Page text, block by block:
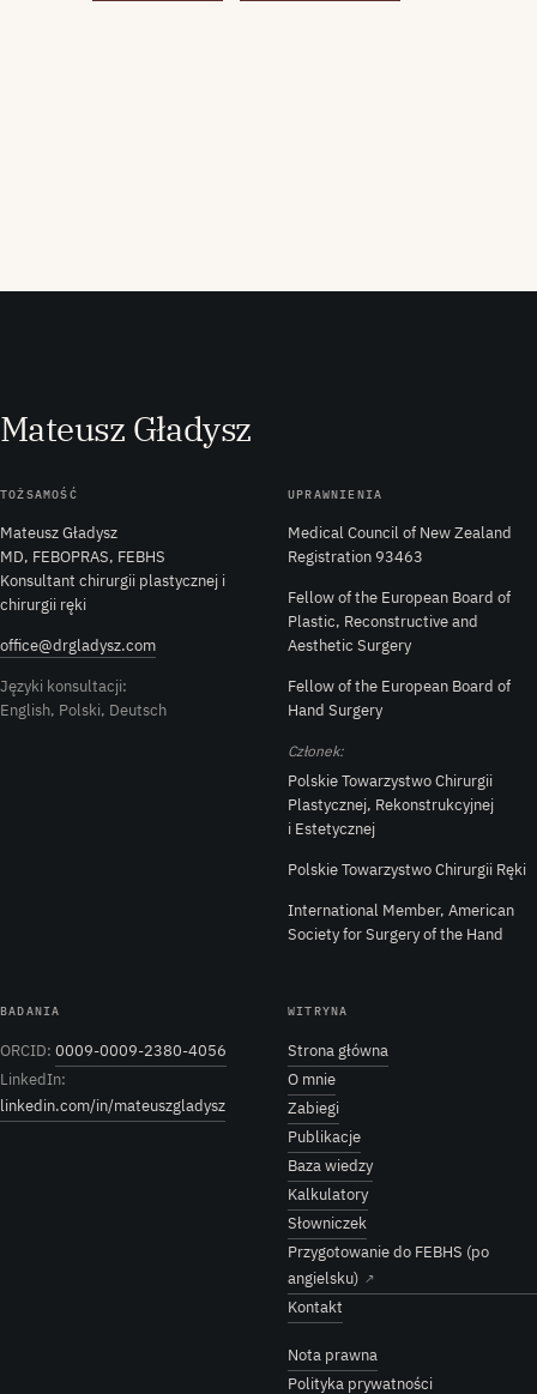
Mateusz Gładysz
TOŻSAMOŚĆ
Mateusz Gładysz
MD, FEBOPRAS, FEBHS
Konsultant chirurgii plastycznej i
chirurgii ręki
office@drgladysz.com
Języki konsultacji:
English, Polski, Deutsch
UPRAWNIENIA
Medical Council of New Zealand
Registration 93463
Fellow of the European Board of
Plastic, Reconstructive and
Aesthetic Surgery
Fellow of the European Board of
Hand Surgery
Członek:
Polskie Towarzystwo Chirurgii
Plastycznej, Rekonstrukcyjnej
i Estetycznej
Polskie Towarzystwo Chirurgii Ręki
International Member, American
Society for Surgery of the Hand
BADANIA
ORCID: 0009-0009-2380-4056
LinkedIn:
linkedin.com/in/mateuszgladysz
WITRYNA
Strona główna
O mnie
Zabiegi
Publikacje
Baza wiedzy
Kalkulatory
Słowniczek
Przygotowanie do FEBHS (po
angielsku) ↗
Kontakt
Nota prawna
Polityka prywatności